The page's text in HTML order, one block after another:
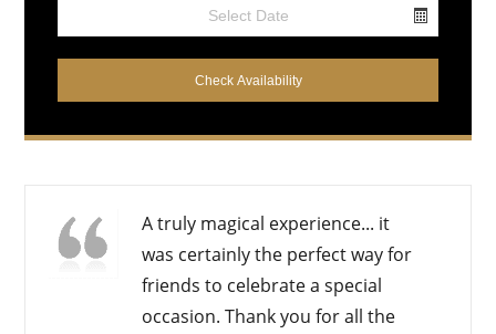
Atruly magical experience... it
was certainly the perfect way for
friends to celebrate a special
occasion. Thank you for all the